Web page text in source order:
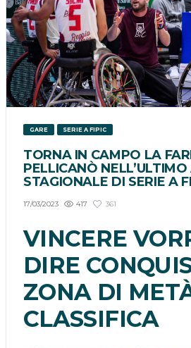
GARE SERIE A FIPIC
TORNA IN CAMPO LA
PELLICANÒ
STAGIONALE DI SERIE A
17/03/2023 417 361
VINCERE
DIRE
ZONA DI
CLASSIFICA